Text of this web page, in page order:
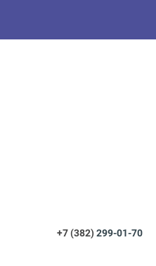
+7 (382)299-01-70